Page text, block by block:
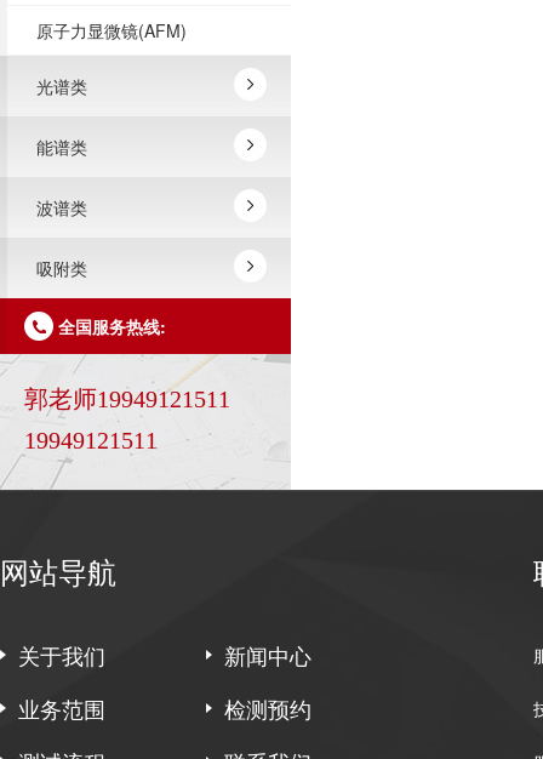
原子力显微镜(AFM)
光谱类
能谱类
波谱类
吸附类
全国服务热线:
郭老师19949121511
19949121511
网站导航
关于我们
新闻中心
业务范围
检测预约